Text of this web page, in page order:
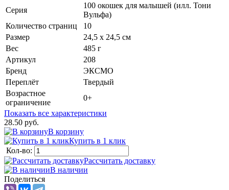
Серия
100 окошек для малышей (илл. Тони
Вульфа)
Количество страниц
10
Размер
24,5 x 24,5 см
Вес
485 г
Артикул
208
Бренд
ЭКСМО
Переплёт
Твердый
Возрастное
ограничение
0+
Показать все характеристики
28.50 руб.
В корзину
Купить в 1 клик
Кол-во:
Рассчитать доставку
В наличии
Поделиться